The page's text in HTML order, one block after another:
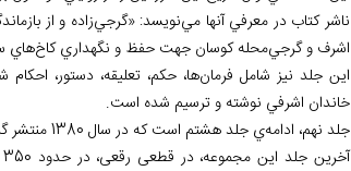
ناشر كتاب در معرفي آن‏ها مينويسد: «گرجيزاده و از
اشرف و گرجيمحله كوسان جهت حفظ و نگهداري كاخهاي
اين جلد نیز شامل فرمانها، حكم، تعليقه، دستور،
خاندان اشرفي نوشته و ترسيم شده است.
جلد نهم، ادامهي جلد هشتم است كه در سال 1380 منتشر گرديد.